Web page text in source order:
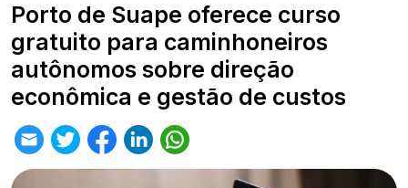
Porto de Suape oferece curso
gratuito para caminhoneiros
autônomos sobre direção
econômica e gestão de custos